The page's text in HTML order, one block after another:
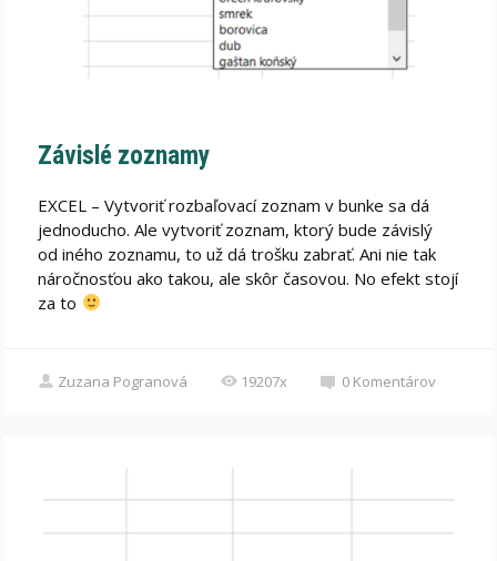
Závislé zoznamy
EXCEL – Vytvoriť rozbaľovací zoznam v bunke sa dá
jednoducho. Ale vytvoriť zoznam, ktorý bude závislý
od iného zoznamu, to už dá trošku zabrať. Ani nie tak
náročnosťou ako takou, ale skôr časovou. No efekt stojí
za to
Zuzana Pogranová 19207x 0 Komentárov